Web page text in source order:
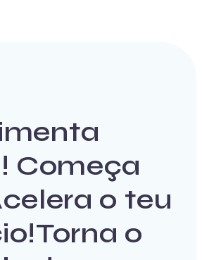
Começa
o teu
Torna o